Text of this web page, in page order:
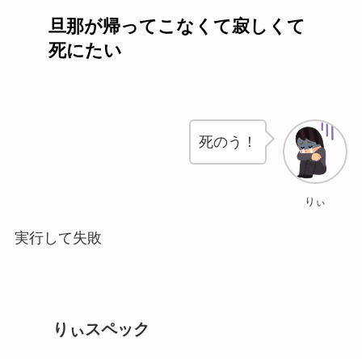
旦那が帰ってこなくて寂しくて
死にたい
りぃ
死のう！
実行して失敗
りぃスペック